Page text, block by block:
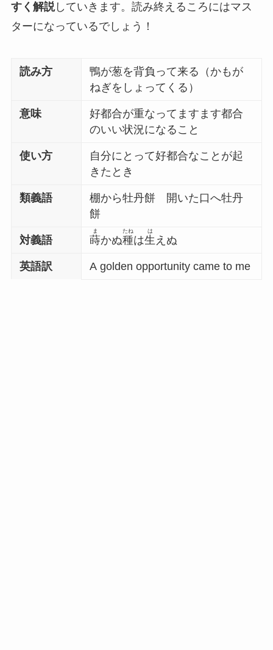
すく解説していきます。読み終えるころにはマス
ターになっているでしょう！
読み方
鴨が葱を背負って来る（かもが
ねぎをしょってくる）
意味
好都合が重なってますます都合
のいい状況になること
使い方
自分にとって好都合なことが起
きたとき
類義語
棚から牡丹餅 開いた口へ牡丹
餅
対義語 蒔
ま
かぬ種
たね
は生
は
えぬ
英語訳 A golden opportunity came to me